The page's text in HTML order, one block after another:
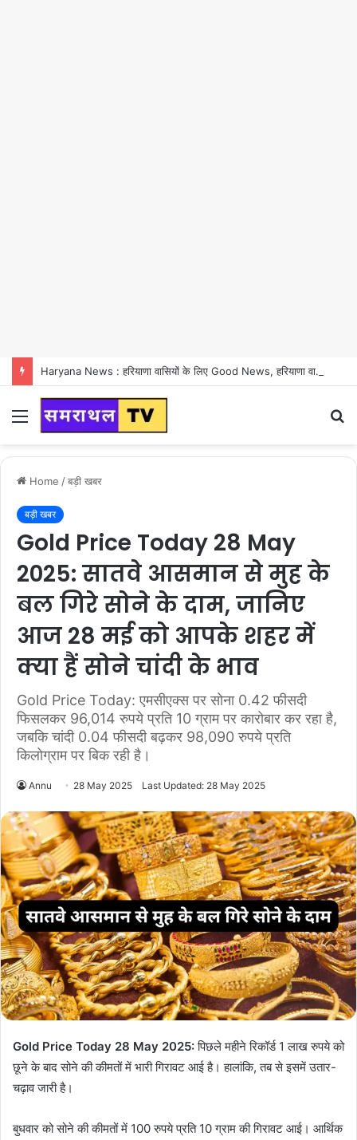
Haryana News : हरियाणा वासियों के लिए Good News, हरियाणा वासियों का गुरुग्राम में अपना घर लेने का सपना होगा साकार
Menu
Home /बड़ी खबर
बड़ी खबर
Gold Price Today 28 May
2025: सातवे आसमान से मुह के
बल गिरे सोने के दाम, जानिए
आज 28 मई को आपके शहर में
क्या हैं सोने चांदी के भाव
Gold Price Today: एमसीएक्स पर सोना 0.42 फीसदी
फिसलकर 96,014 रुपये प्रति 10 ग्राम पर कारोबार कर रहा है,
जबकि चांदी 0.04 फीसदी बढ़कर 98,090 रुपये प्रति
किलोग्राम पर बिक रही है।
Annu 28 May 2025 Last Updated: 28 May 2025
Gold Price Today 28 May 2025:पिछले महीने रिकॉर्ड 1 लाख रुपये को
छूने के बाद सोने की कीमतों में भारी गिरावट आई है। हालांकि, तब से इसमें उतार-
चढ़ाव जारी है।
बुधवार को सोने की कीमतों में 100 रुपये प्रति 10 ग्राम की गिरावट आई। आर्थिक